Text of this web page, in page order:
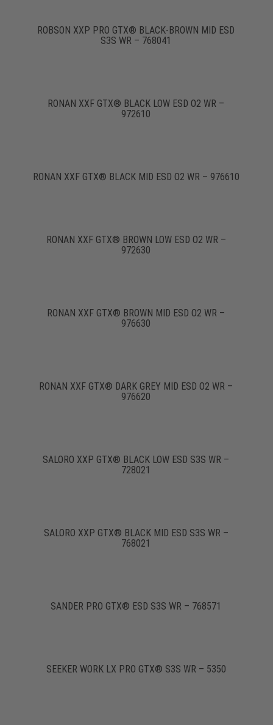
ROBSON XXP PRO GTX® BLACK-BROWN MID ESD
S3S WR – 768041
RONAN XXF GTX® BLACK LOW ESD O2 WR –
972610
RONAN XXF GTX® BLACK MID ESD O2 WR – 976610
RONAN XXF GTX® BROWN LOW ESD O2 WR –
972630
RONAN XXF GTX® BROWN MID ESD O2 WR –
976630
RONAN XXF GTX® DARK GREY MID ESD O2 WR –
976620
SALORO XXP GTX® BLACK LOW ESD S3S WR –
728021
SALORO XXP GTX® BLACK MID ESD S3S WR –
768021
SANDER PRO GTX® ESD S3S WR – 768571
SEEKER WORK LX PRO GTX® S3S WR – 5350